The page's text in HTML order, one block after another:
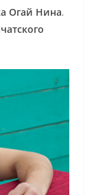
Огай Нина.